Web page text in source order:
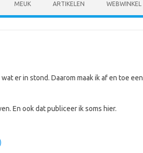
MEUK ARTIKELEN WEBWINKEL
er in stond. Daarom maak ik af en toe een
En ook dat publiceer ik soms hier.